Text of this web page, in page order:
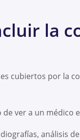
la
cubiertos por la
de ver a un médico
análisis